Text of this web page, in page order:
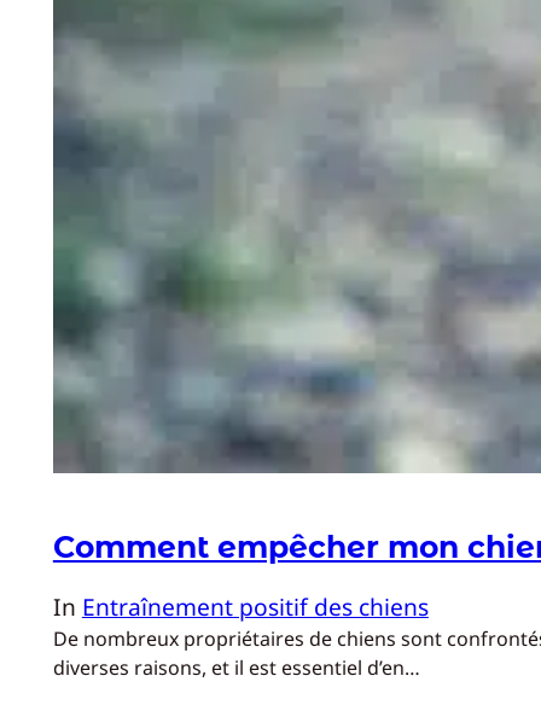
Comment empêcher mon
In Entraînement positif des chiens
De nombreux propriétaires de chiens sont
diverses raisons, et il est essentiel d’en…